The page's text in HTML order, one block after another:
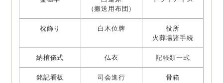
（搬送用布団）
枕飾り 白木位牌
役所
火葬場諸手続
納棺儀式 仏衣 記帳類一式
銘記看板 司会進行 骨箱